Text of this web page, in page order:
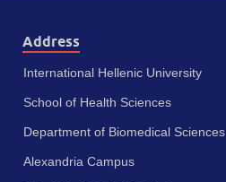
Address
International Hellenic University
School of Health Sciences
Department of Biomedical Sciences
Alexandria Campus